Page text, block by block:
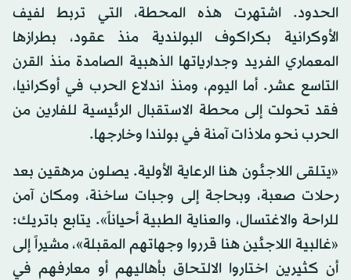
الحدود. اشتهرت هذه المحطة، التي تربط لفيف
الأوكرانية بكراكوف البولندية منذ عقود، بطرازها
المعماري الفريد وجدارياتها الذهبية الصامدة منذ القرن
التاسع عشر. أما اليوم، ومنذ اندلاع الحرب في أوكرانيا،
فقد تحولت إلى محطة الاستقبال الرئيسية للفارين من
الحرب نحو ملاذات آمنة في بولندا وخارجها.
«يتلقى اللاجئون هنا الرعاية الأولية. يصلون مرهقين بعد
رحلات صعبة، وبحاجة إلى وجبات ساخنة، ومكان آمن
للراحة والاغتسال، والعناية الطبية أحياناً». يتابع باتريك:
«غالبية اللاجئين هنا قرروا وجهاتهم المقبلة»، مشيراً إلى
أن كثيرين اختاروا الالتحاق بأهاليهم أو معارفهم في